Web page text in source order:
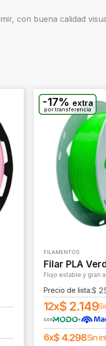
con buena calidad
-17% extra
por transferencia
FILAMENTOS
Filar PLA
Flujo estable y gran
Precio de lista:$
12x$2.149
con +
6x$ 4.298Sin